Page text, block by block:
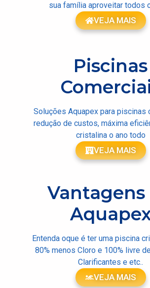
sua família aproveitar todos
VEJA MAIS
Piscinas
Soluções Aquapex para piscinas
redução de custos, máxima
cristalina o ano todo
VEJA MAIS
Vantagens
Entenda oque é ter uma piscina
80% menos Cloro e 100% livre
Clarificantes e etc..
VEJA MAIS